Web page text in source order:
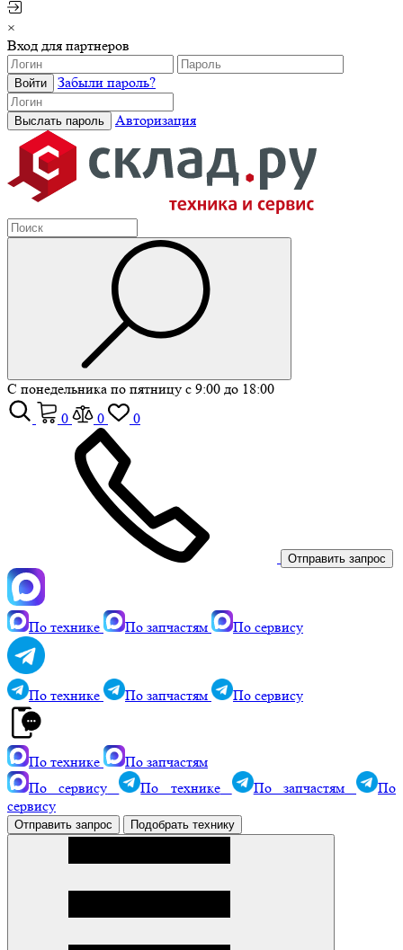
×
Вход для партнеров
Забыли пароль?
Авторизация
С понедельника по пятницу с 9:00 до 18:00
0
0 0
Отправить запрос
По технике По запчастям По сервису
По технике По запчастям По сервису
По технике
По запчастям
По сервису
По технике По запчастям
По
сервису
Отправить запрос Подобрать технику